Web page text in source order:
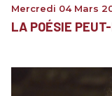
Mercredi 04 Mars
LA POÉSIE